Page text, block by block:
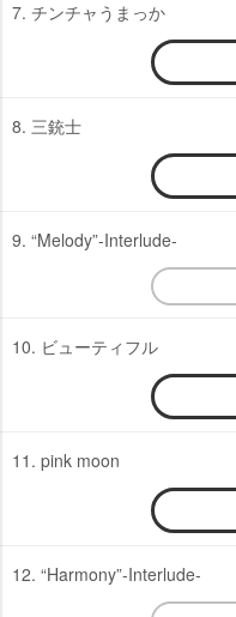
7. チンチャうまっか
8. 三銃士
9. “Melody”-Interlude-
10. ビューティフル
11. pink moon
12. “Harmony”-Interlude-